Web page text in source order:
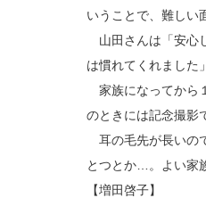
いうことで、難しい
山田さんは「安心
は慣れてくれました
家族になってから
のときには記念撮影
耳の毛先が長いの
とつとか…。よい家
【増田啓子】